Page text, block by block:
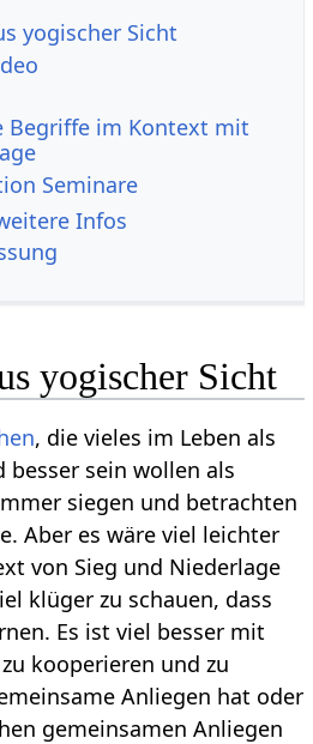
yogischer Sicht
Video
Begriffe im Kontext mit
Seminare
- weitere Infos
yogischer Sicht
, die vieles im Leben als
sein wollen als
siegen und betrachten
Aber es wäre viel leichter
von Sieg und Niederlage
klüger zu schauen, dass
Es ist viel besser mit
kooperieren und zu
Anliegen hat oder
gemeinsamen Anliegen